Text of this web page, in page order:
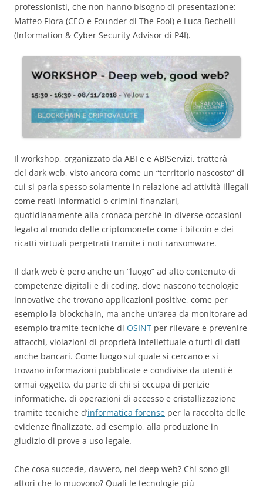
professionisti, che non hanno bisogno di presentazione:
Matteo Flora (CEO e Founder di The Fool) e Luca Bechelli
(Information & Cyber Security Advisor di P4I).
Il workshop, organizzato da ABI e e ABIServizi, tratterà
del dark web, visto ancora come un “territorio nascosto” di
cui si parla spesso solamente in relazione ad attività illegali
come reati informatici o crimini finanziari,
quotidianamente alla cronaca perché in diverse occasioni
legato al mondo delle criptomonete come i bitcoin e dei
ricatti virtuali perpetrati tramite i noti ransomware.
Il dark web è pero anche un “luogo” ad alto contenuto di
competenze digitali e di coding, dove nascono tecnologie
innovative che trovano applicazioni positive, come per
esempio la blockchain, ma anche un’area da monitorare ad
esempio tramite tecniche di OSINT per rilevare e prevenire
attacchi, violazioni di proprietà intellettuale o furti di dati
anche bancari. Come luogo sul quale si cercano e si
trovano informazioni pubblicate e condivise da utenti è
ormai oggetto, da parte di chi si occupa di perizie
informatiche, di operazioni di accesso e cristallizzazione
tramite tecniche d’informatica forense per la raccolta delle
evidenze finalizzate, ad esempio, alla produzione in
giudizio di prove a uso legale.
Che cosa succede, davvero, nel deep web? Chi sono gli
attori che lo muovono? Quali le tecnologie più